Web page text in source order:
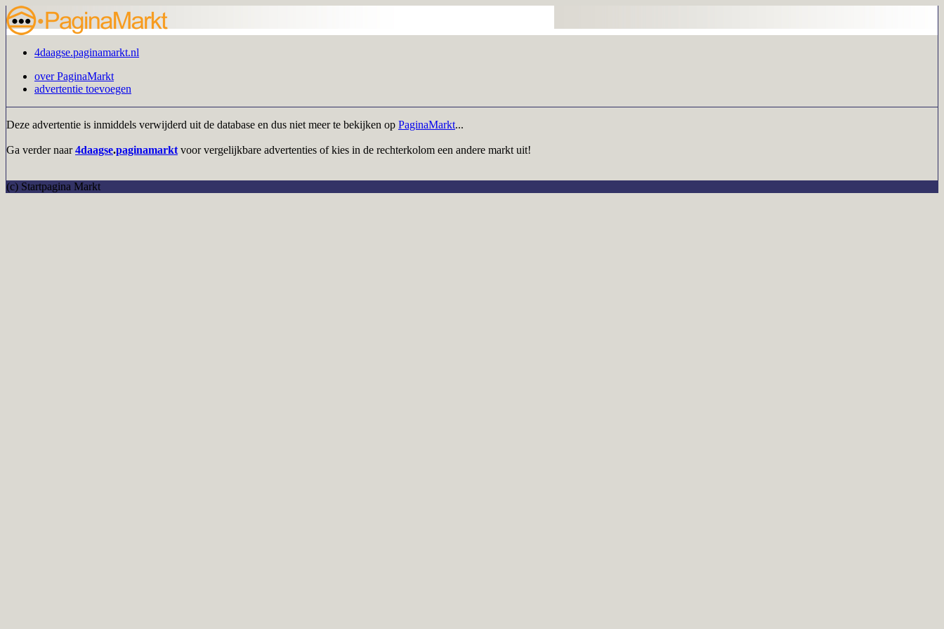
4daagse.paginamarkt.nl
over PaginaMarkt
advertentie toevoegen
Deze advertentie is inmiddels verwijderd uit de database en dus niet meer te bekijken op PaginaMarkt...
Ga verder naar4daagse.paginamarkt voor vergelijkbare advertenties of kies in de rechterkolom een andere markt uit!
(c) Startpagina Markt